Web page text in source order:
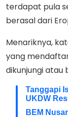
terdapat pula
berasal dari
Menariknya,
yang
dikunjungi atau
Tanggapi
UKDW
BEM